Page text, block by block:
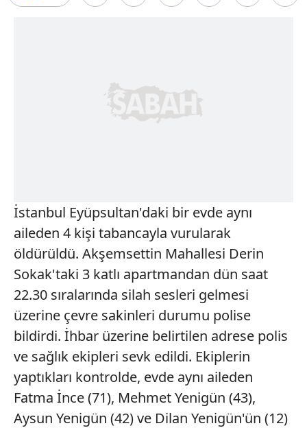
İstanbul Eyüpsultan'daki bir evde aynı
aileden 4 kişi tabancayla vurularak
öldürüldü. Akşemsettin Mahallesi Derin
Sokak'taki 3 katlı apartmandan dün saat
22.30 sıralarında silah sesleri gelmesi
üzerine çevre sakinleri durumu polise
bildirdi. İhbar üzerine belirtilen adrese polis
ve sağlık ekipleri sevk edildi. Ekiplerin
yaptıkları kontrolde, evde aynı aileden
Fatma İnce (71), Mehmet Yenigün (43),
Aysun Yenigün (42) ve Dilan Yenigün'ün (12)